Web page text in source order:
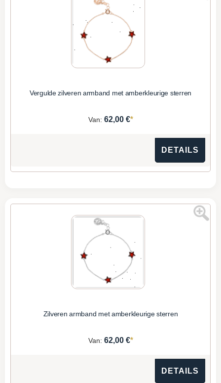
Vergulde zilveren armband met amberkleurige sterren
Van: 62,00 €*
DETAILS
Zilveren armband met amberkleurige sterren
Van: 62,00 €*
DETAILS